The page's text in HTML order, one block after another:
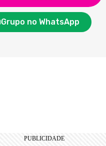
Grupo no WhatsApp